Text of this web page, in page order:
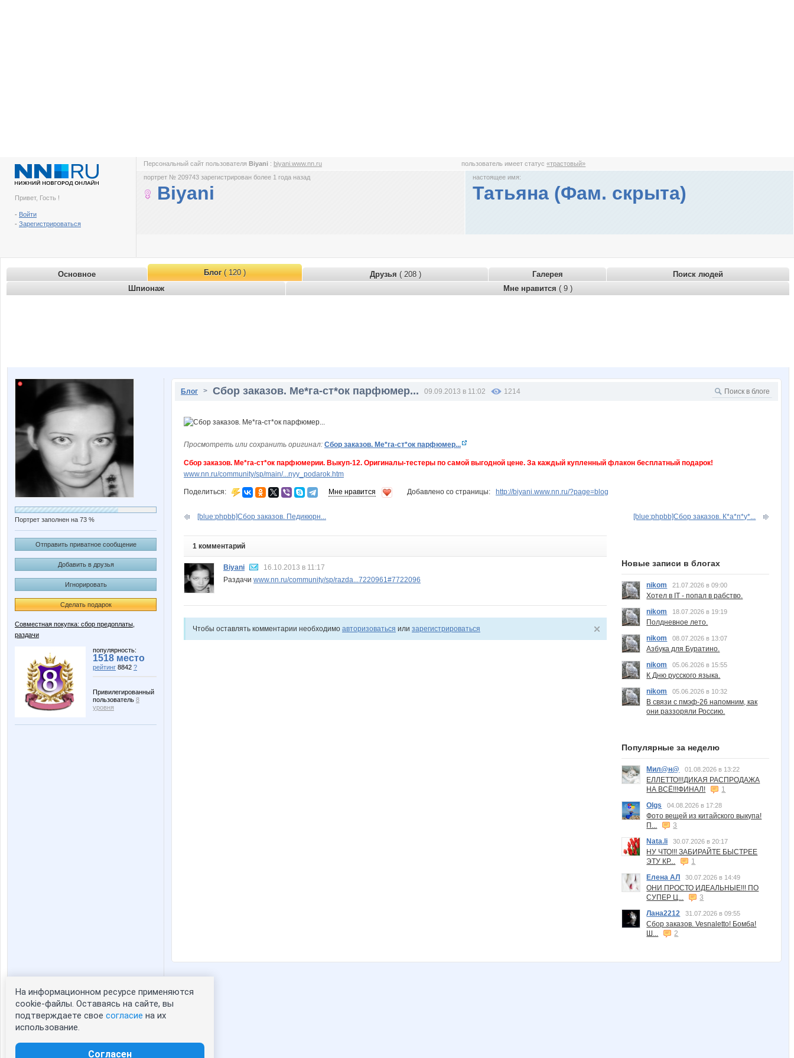
Привет, Гость !
- Войти
- Зарегистрироваться
Персональный сайт пользователя Biyani : biyani.www.nn.ru пользователь имеет статус«трастовый»
портрет № 209743 зарегистрирован более 1 года назад
Biyani
настоящее имя:
Татьяна (Фам. скрыта)
Основное Блог( 120 ) Друзья ( 208 ) Галерея
Поиск людей
Шпионаж
Мне нравится ( 9 )
Портрет заполнен на 73 %
Отправить приватное сообщение
Добавить в друзья
Игнорировать
Сделать подарок
Совместная покупка: сбор предоплаты,
раздачи
популярность:
1518 место
рейтинг 8842 ?
Привилегированный
пользователь 8
уровня
Статистика портрета:
сейчас просматривают портрет - 0
зарегистрированные пользователи
Блог > Сбор заказов. Ме*га-ст*ок парфюмер... 09.09.2013 в 11:02 1214
Просмотреть или сохранить оригинал: Сбор заказов. Ме*га-ст*ок парфюмер...
Сбор заказов. Ме*га-ст*ок парфюмерии. Выкуп-12. Оригиналы-тестеры по самой выгодной цене. За каждый купленный флакон бесплатный подарок!
www.nn.ru/community/sp/main/...nyy_podarok.htm
Поделиться: Мне нравится Добавлено со страницы: http://biyani.www.nn.ru/?page=blog
[blue:phpbb]Сбор заказов. Педикюрн... [blue:phpbb]Сбор заказов. К*а*п*у*...
1 комментарий
Biyani
16.10.2013 в 11:17
Раздачи www.nn.ru/community/sp/razda...7220961#7722096
Чтобы оставлять комментарии необходимо авторизоваться или зарегистрироваться
Новые записи в блогах
nikom 21.07.2026 в 09:00
Хотел в IT - попал в рабство.
nikom
18.07.2026 в 19:19
Полдневное лето.
nikom
08.07.2026 в 13:07
Азбука для Буратино.
nikom
05.06.2026 в 15:55
К Дню русского языка.
nikom
05.06.2026 в 10:32
В связи с пмэф-26 напомним, как
они раззоряли Россию.
Популярные за неделю
Мил@н@ 01.08.2026 в 13:22
ЕЛЛЕТТО!!!ДИКАЯ РАСПРОДАЖА
НА ВСЁ!!!ФИНАЛ!
1
Olgs
04.08.2026 в 17:28
Фото вещей из китайского выкупа!
П...
3
Nata.li
30.07.2026 в 20:17
НУ ЧТО!!! ЗАБИРАЙТЕ БЫСТРЕЕ
ЭТУ КР...
1
Елена АЛ
30.07.2026 в 14:49
ОНИ ПРОСТО ИДЕАЛЬНЫЕ!!! ПО
СУПЕР Ц...
3
Лана2212
31.07.2026 в 09:55
Сбор заказов. Vesnaletto! Бомба!
Ш...
2
На информационном ресурсе применяются
cookie-файлы. Оставаясь на сайте, вы
подтверждаете свое согласие на их
использование.
Согласен